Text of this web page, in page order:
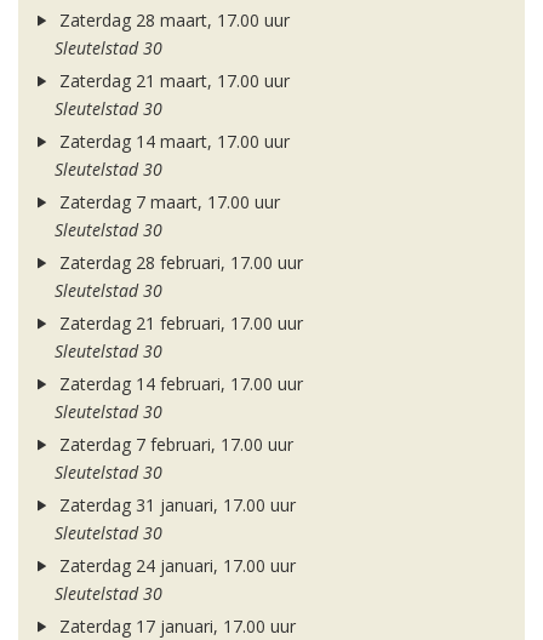
Zaterdag 28 maart, 17.00 uur
Sleutelstad 30
Zaterdag 21 maart, 17.00 uur
Sleutelstad 30
Zaterdag 14 maart, 17.00 uur
Sleutelstad 30
Zaterdag 7 maart, 17.00 uur
Sleutelstad 30
Zaterdag 28 februari, 17.00 uur
Sleutelstad 30
Zaterdag 21 februari, 17.00 uur
Sleutelstad 30
Zaterdag 14 februari, 17.00 uur
Sleutelstad 30
Zaterdag 7 februari, 17.00 uur
Sleutelstad 30
Zaterdag 31 januari, 17.00 uur
Sleutelstad 30
Zaterdag 24 januari, 17.00 uur
Sleutelstad 30
Zaterdag 17 januari, 17.00 uur